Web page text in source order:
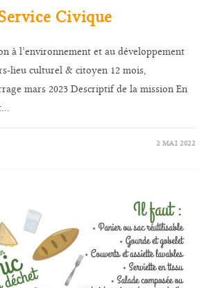
Civique
à l’environnement et au développement
lieu culturel & citoyen 12 mois,
mars 2023 Descriptif de la mission En
2 MAI 2022